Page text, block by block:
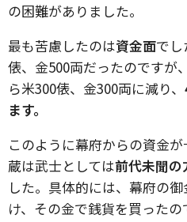
の困難がありました。
最も苦慮したのは資金面で
俵、金500両だったのですが
ら米300俵、金300両に減り、
ます。
このように幕府からの資金
蔵は武士としては前代未聞の
した。具体的には、幕府の
け、その金で銭貨を買ったの